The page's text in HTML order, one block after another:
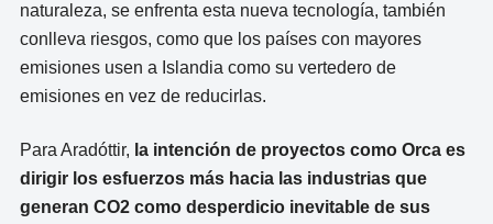
naturaleza, se enfrenta esta nueva tecnología, también
conlleva riesgos, como que los países con mayores
emisiones usen a Islandia como su vertedero de
emisiones en vez de reducirlas.
Para Aradóttir, la intención de proyectos como Orca es
dirigir los esfuerzos más hacia las industrias que
generan CO2 como desperdicio inevitable de sus